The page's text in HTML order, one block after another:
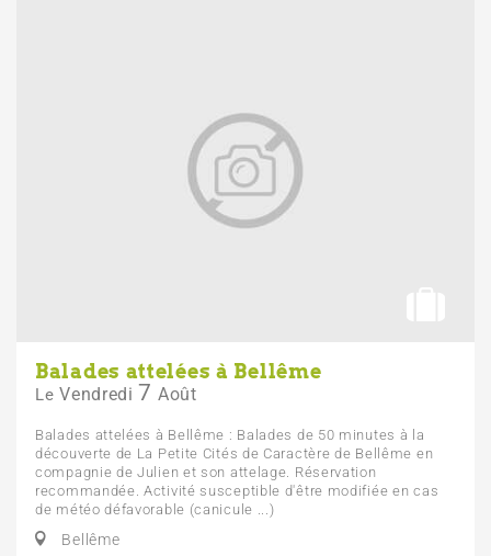
Balades attelées à Bellême
Le Vendredi 7 Août
Balades attelées à Bellême : Balades de 50 minutes à la
découverte de La Petite Cités de Caractère de Bellême en
compagnie de Julien et son attelage. Réservation
recommandée. Activité susceptible d'être modifiée en cas
de météo défavorable (canicule ...)
Bellême